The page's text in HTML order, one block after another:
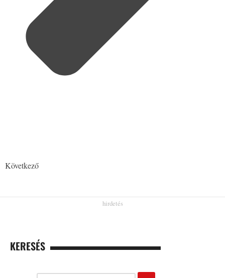
Következő
KERESÉS